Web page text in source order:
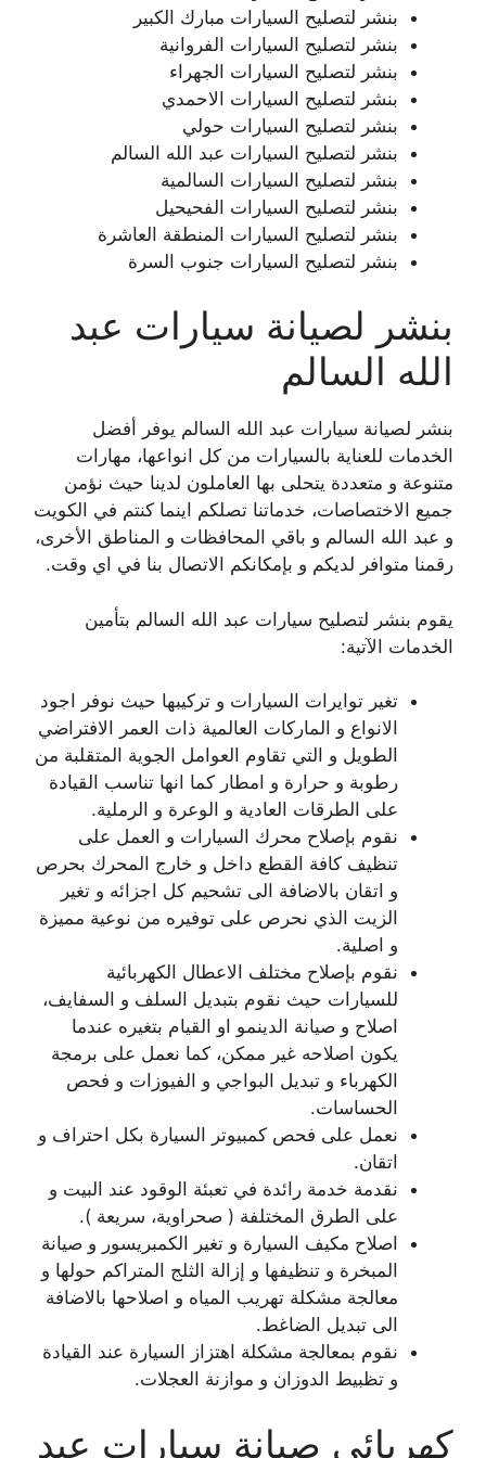
بنشر لتصليح السيارات مبارك الكبير
بنشر لتصليح السيارات الفروانية
بنشر لتصليح السيارات الجهراء
بنشر لتصليح السيارات الاحمدي
بنشر لتصليح السيارات حولي
بنشر لتصليح السيارات عبد الله السالم
بنشر لتصليح السيارات السالمية
بنشر لتصليح السيارات الفحيحيل
بنشر لتصليح السيارات المنطقة العاشرة
بنشر لتصليح السيارات جنوب السرة
بنشر لصيانة سيارات عبد
الله السالم
بنشر لصيانة سيارات عبد الله السالم يوفر أفضل
الخدمات للعناية بالسيارات من كل انواعها، مهارات
متنوعة و متعددة يتحلى بها العاملون لدينا حيث نؤمن
جميع الاختصاصات، خدماتنا تصلكم اينما كنتم في الكويت
و عبد الله السالم و باقي المحافظات و المناطق الأخرى،
رقمنا متوافر لديكم و بإمكانكم الاتصال بنا في اي وقت.
يقوم بنشر لتصليح سيارات عبد الله السالم بتأمين
الخدمات الآتية:
تغير توايرات السيارات و تركيبها حيث نوفر اجود
الانواع و الماركات العالمية ذات العمر الافتراضي
الطويل و التي تقاوم العوامل الجوية المتقلبة من
رطوبة و حرارة و امطار كما انها تناسب القيادة
على الطرقات العادية و الوعرة و الرملية.
نقوم بإصلاح محرك السيارات و العمل على
تنظيف كافة القطع داخل و خارج المحرك بحرص
و اتقان بالاضافة الى تشحيم كل اجزائه و تغير
الزيت الذي نحرص على توفيره من نوعية مميزة
و اصلية.
نقوم بإصلاح مختلف الاعطال الكهربائية
للسيارات حيث نقوم بتبديل السلف و السفايف،
اصلاح و صيانة الدينمو او القيام بتغيره عندما
يكون اصلاحه غير ممكن، كما نعمل على برمجة
الكهرباء و تبديل البواجي و الفيوزات و فحص
الحساسات.
نعمل على فحص كمبيوتر السيارة بكل احتراف و
اتقان.
نقدمة خدمة رائدة في تعبئة الوقود عند البيت و
على الطرق المختلفة ( صحراوية، سريعة ).
اصلاح مكيف السيارة و تغير الكمبريسور و صيانة
المبخرة و تنظيفها و إزالة الثلج المتراكم حولها و
معالجة مشكلة تهريب المياه و اصلاحها بالاضافة
الى تبديل الضاغط.
نقوم بمعالجة مشكلة اهتزاز السيارة عند القيادة
و تظبيط الدوزان و موازنة العجلات.
كهربائي صيانة سيارات عبد